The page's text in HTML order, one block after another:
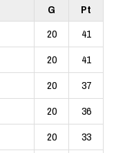
G
Pt
20
41
20
41
20
37
20
36
20
33